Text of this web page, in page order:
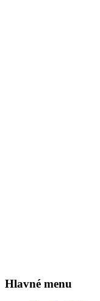
Hlavné menu